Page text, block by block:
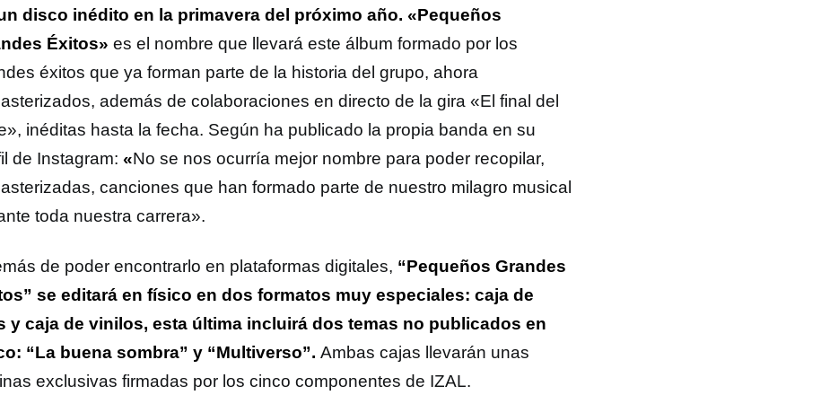
disco inédito en la primavera del próximo año. «Pequeños
Éxitos» es el nombre que llevará este álbum formado por los
éxitos que ya forman parte de la historia del grupo, ahora
además de colaboraciones en directo de la gira «El final del
inéditas hasta la fecha. Según ha publicado la propia banda en su
de Instagram: «No se nos ocurría mejor nombre para poder recopilar,
canciones que han formado parte de nuestro milagro musical
toda nuestra carrera».
de poder encontrarlo en plataformas digitales, “Pequeños Grandes
se editará en físico en dos formatos muy especiales: caja de
y caja de vinilos, esta última incluirá dos temas no publicados en
“La buena sombra” y “Multiverso”. Ambas cajas llevarán unas
exclusivas firmadas por los cinco componentes de IZAL.